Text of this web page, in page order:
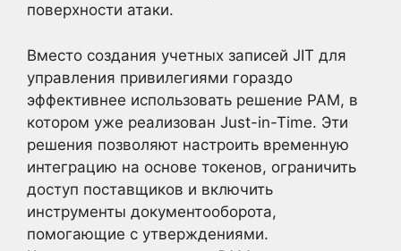
поверхности атаки.
Вместо создания учетных записей JIT для
управления привилегиями гораздо
эффективнее использовать решение PAM, в
котором уже реализован Just-in-Time. Эти
решения позволяют настроить временную
интеграцию на основе токенов, ограничить
доступ поставщиков и включить
инструменты документооборота,
помогающие с утверждениями.